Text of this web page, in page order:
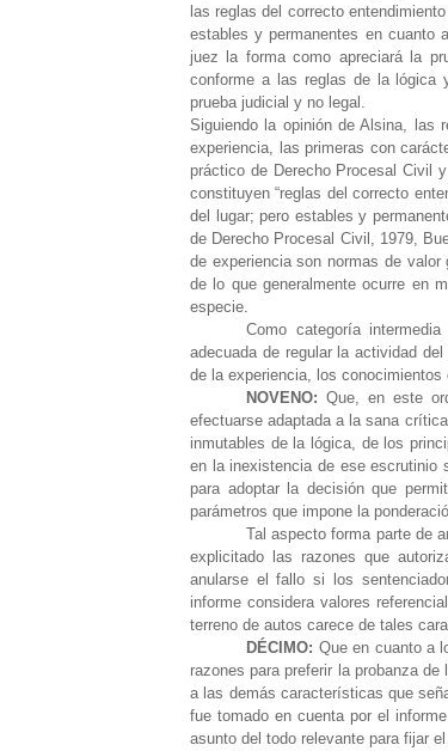
las reglas del correcto
estables y permanentes en cuanto
juez la forma como apreciará la
conforme a las reglas de la lógica
prueba judicial y no legal.
Siguiendo la opinión de Alsina, las
experiencia, las primeras con
práctico de Derecho Procesal Civil
constituyen “reglas del correcto
del lugar; pero estables y
de Derecho Procesal Civil, 1979,
de experiencia son normas de
de lo que generalmente ocurre en
especie.
Como categoría
adecuada de regular la actividad
de la experiencia, los
NOVENO: Que, en este
efectuarse adaptada a la sana
inmutables de la lógica, de los
en la inexistencia de ese escrutinio
para adoptar la decisión que
parámetros que impone la
Tal aspecto forma parte de
explicitado las razones que
anularse el fallo si los
informe considera valores
terreno de autos carece de tales
DÉCIMO: Que en cuanto a
razones para preferir la probanza
a las demás características que
fue tomado en cuenta por el
asunto del todo relevante para fijar